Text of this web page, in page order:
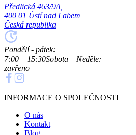
Předlická 463/9A,
400 01 Ústí nad Labem
Česká republika
Pondělí - pátek:
7:00 – 15:30Sobota – Neděle:
zavřeno
INFORMACE O SPOLEČNOSTI
O nás
Kontakt